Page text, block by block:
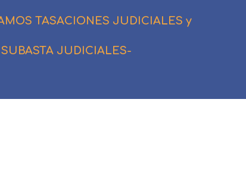
TASACIONES JUDICIALES y
JUDICIALES-